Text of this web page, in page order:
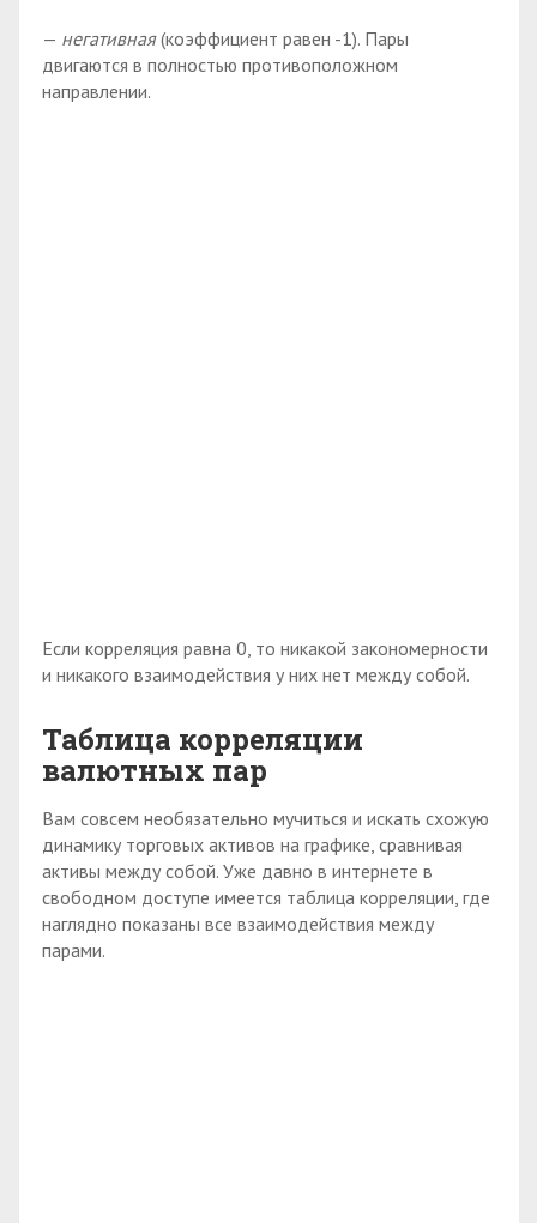
— негативная(коэффициент равен -1). Пары
двигаются в полностью противоположном
направлении.
Если корреляция равна 0, то никакой закономерности
и никакого взаимодействия у них нет между собой.
Таблица корреляции
валютных пар
Вам совсем необязательно мучиться и искать схожую
динамику торговых активов на графике, сравнивая
активы между собой. Уже давно в интернете в
свободном доступе имеется таблица корреляции, где
наглядно показаны все взаимодействия между
парами.